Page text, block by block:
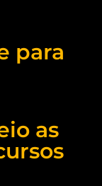
para
as